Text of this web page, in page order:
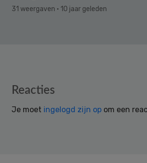
31 weergaven · 10 jaar geleden
Reader
Reacties
Je moet ingelogd zijn op om een